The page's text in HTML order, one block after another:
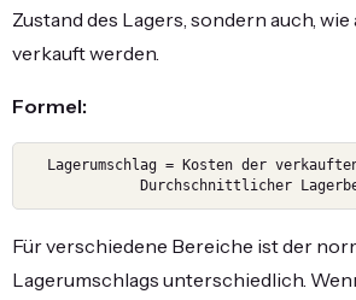
Zustand des Lagers, sondern auch,
verkauft werden.
Formel:
Lagerumschlag = Kosten der
Durchschnittlicher
Für verschiedene Bereiche ist der
Lagerumschlags unterschiedlich.